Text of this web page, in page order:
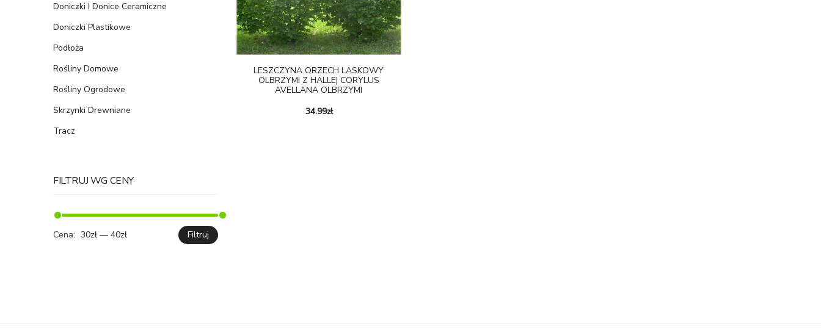
Doniczki I Donice Ceramiczne
Doniczki Plastikowe
Podłoża
Rośliny Domowe
Rośliny Ogrodowe
Skrzynki Drewniane
Tracz
FILTRUJ WG CENY
Filtruj
Cena: 30zł — 40zł
LESZCZYNA ORZECH LASKOWY
OLBRZYMI Z HALLE| CORYLUS
AVELLANA OLBRZYMI
34.99zł